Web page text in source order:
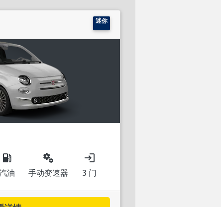
迷你
local_gas_station
油
miscellaneous_services
手动变速器
login
3 门